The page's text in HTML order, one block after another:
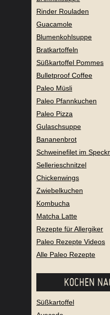
Rinder Rouladen
Guacamole
Blumenkohlsuppe
Bratkartoffeln
Süßkartoffel Pommes
Bulletproof Coffee
Paleo Müsli
Paleo Pfannkuchen
Paleo Pizza
Gulaschsuppe
Bananenbrot
Schweinefilet im
Sellerieschnitzel
Chickenwings
Zwiebelkuchen
Kombucha
Matcha Latte
Rezepte für Allergiker
Paleo Rezepte Videos
Alle Paleo Rezepte
KOCHEN
Süßkartoffel